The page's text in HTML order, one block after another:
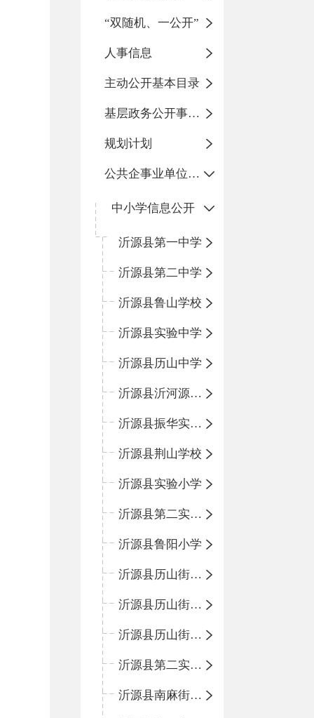
“双随机、一公开”
人事信息
主动公开基本目录
基层政务公开事项标准目录
规划计划
公共企事业单位信息公开
中小学信息公开
沂源县第一中学
沂源县第二中学
沂源县鲁山学校
沂源县实验中学
沂源县历山中学
沂源县沂河源学校
沂源县振华实验学校
沂源县荆山学校
沂源县实验小学
沂源县第二实验小学
沂源县鲁阳小学
沂源县历山街道办事处振兴路小学
沂源县历山街道办事处荆山路小学
沂源县历山街道办事处鲁山路小学
沂源县第二实验中学
沂源县南麻街道办事处中心小学